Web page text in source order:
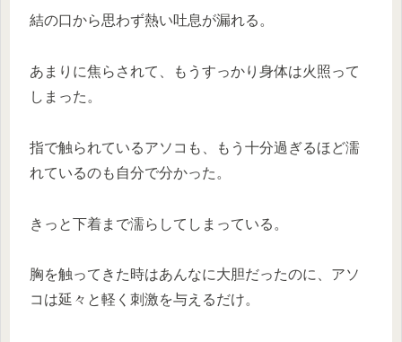
結の口から思わず熱い吐息が漏れる。
あまりに焦らされて、もうすっかり身体は火照って
しまった。
指で触られているアソコも、もう十分過ぎるほど濡
れているのも自分で分かった。
きっと下着まで濡らしてしまっている。
胸を触ってきた時はあんなに大胆だったのに、アソ
コは延々と軽く刺激を与えるだけ。